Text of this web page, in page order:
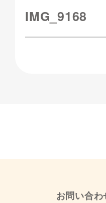
IMG_9168
お問い合